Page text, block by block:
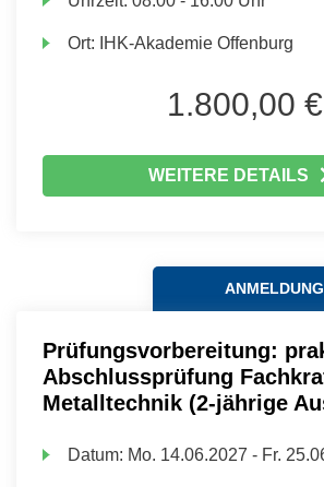
Ort: IHK-Akademie Offenburg
1.800,00 €
WEITERE DETAILS
Prüfungsvorbereitung:
Abschlussprüfung
Metalltechnik (2-jährige
Datum: Mo. 14.06.2027 - Fr.